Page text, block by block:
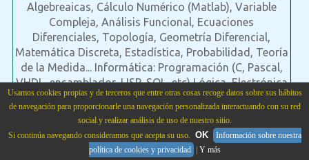
Usamos cookies propias y de terceros que entre otras cosas recoge datos sobre sus hábitos
de navegación para proporcionarle una navegación personalizada interactuando con su red
social y realizar análisis de uso de nuestro sitio.
Si continúa navegando consideramos que acepta su uso. OK
Información sobre nuestra
política de cookies y privacidad
Y más
Algebreaicas, Cálculo Numérico (Matlab), Variable
Compleja, Análisis Funcional, Ecuaciones
Diferenciales, Topología, Geometría Diferencial,
Matemática Discreta, Estadística, Probabilidad, Teoría
de la Medida... Informática: Programación (C, Pascal,
VHDL, ensamblador, LISP, SQL, etc) Lógica, Electrónica
Digital, Teoría de Autómatas, etc
Experiencia: estudiantes
Disponibilidad: completa
Fecha de Alta en nuestra base: 2012-02-20